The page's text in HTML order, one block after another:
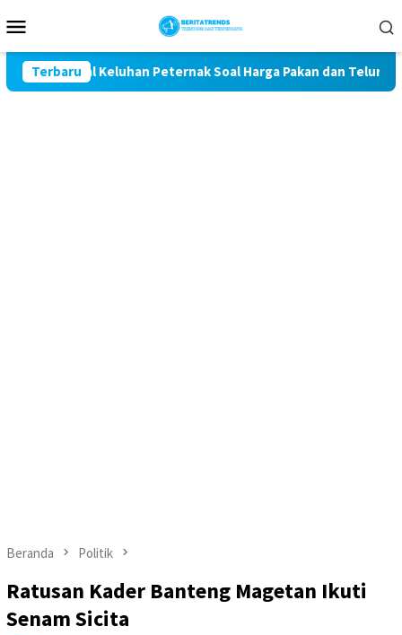
ke
Mobile
Terbaru
Kawal Keluhan Peternak Soal Harga Pakan dan Telur
Beranda Politik
Ratusan Kader Banteng Magetan Ikuti
Senam Sicita